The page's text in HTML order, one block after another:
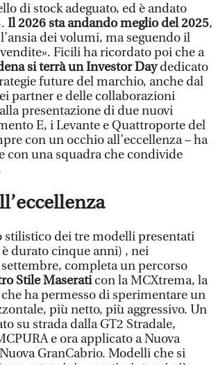
di stock adeguato, ed è andato
Il 2026 sta andando meglio del 2025,
dei volumi, ma seguendo il
Ficili ha ricordato poi che a
si terrà un Investor Daydedicato
future del marchio, anche dal
partner e delle collaborazioni
presentazione di due nuovi
E, i Levante e Quattroporte del
con un occhio all’eccellenza – ha
con una squadra che condivide
stilistico dei tre modelli presentati
durato cinque anni) , nei
completa un percorso
Stile Maseraticon la MCXtrema, la
ha permesso di sperimentare un
più netto, più aggressivo. Un
su strada dalla GT2 Stradale,
e ora applicato a Nuova
GranCabrio. Modelli che si